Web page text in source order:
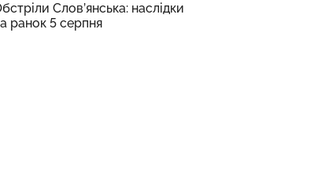
Слов’янська: наслідки
ранок 5 серпня